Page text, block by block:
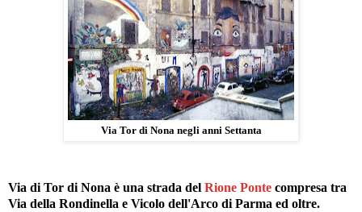
Via Tor di Nona negli anni Settanta
Via di Tor di Nona è una strada del Rione Ponte compresa tra
Via della Rondinella e Vicolo dell'Arco di Parma ed oltre.